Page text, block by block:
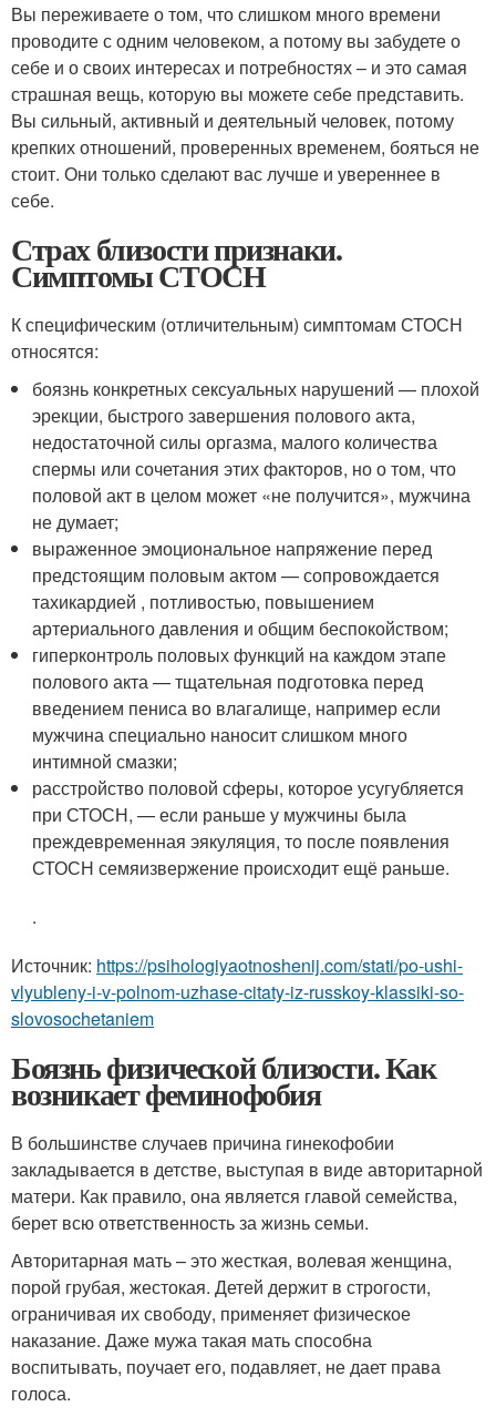
Вы переживаете о том, что слишком много времени
проводите с одним человеком, а потому вы забудете о
себе и о своих интересах и потребностях – и это самая
страшная вещь, которую вы можете себе представить.
Вы сильный, активный и деятельный человек, потому
крепких отношений, проверенных временем, бояться не
стоит. Они только сделают вас лучше и увереннее в
себе.
Страх близости признаки.
Симптомы СТОСН
К специфическим (отличительным) симптомам СТОСН
относятся:
боязнь конкретных сексуальных нарушений — плохой
эрекции, быстрого завершения полового акта,
недостаточной силы оргазма, малого количества
спермы или сочетания этих факторов, но о том, что
половой акт в целом может «не получится», мужчина
не думает;
выраженное эмоциональное напряжение перед
предстоящим половым актом — сопровождается
тахикардией , потливостью, повышением
артериального давления и общим беспокойством;
гиперконтроль половых функций на каждом этапе
полового акта — тщательная подготовка перед
введением пениса во влагалище, например если
мужчина специально наносит слишком много
интимной смазки;
расстройство половой сферы, которое усугубляется
при СТОСН, — если раньше у мужчины была
преждевременная эякуляция, то после появления
СТОСН семяизвержение происходит ещё раньше.
.
Источник: https://psihologiyaotnoshenij.com/stati/po-ushi-
vlyubleny-i-v-polnom-uzhase-citaty-iz-russkoy-klassiki-so-
slovosochetaniem
Боязнь физической близости. Как
возникает феминофобия
В большинстве случаев причина гинекофобии
закладывается в детстве, выступая в виде авторитарной
матери. Как правило, она является главой семейства,
берет всю ответственность за жизнь семьи.
Авторитарная мать – это жесткая, волевая женщина,
порой грубая, жестокая. Детей держит в строгости,
ограничивая их свободу, применяет физическое
наказание. Даже мужа такая мать способна
воспитывать, поучает его, подавляет, не дает права
голоса.